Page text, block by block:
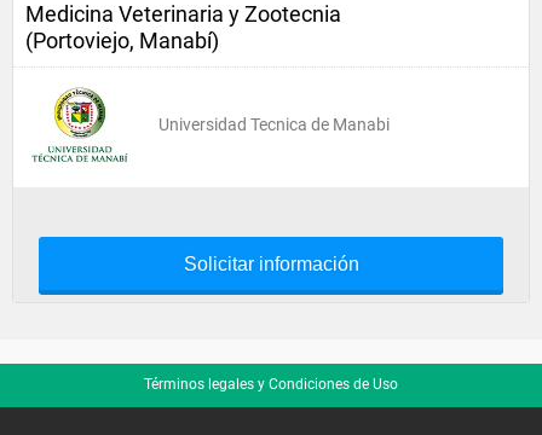
Medicina Veterinaria y Zootecnia
(Portoviejo, Manabí)
Universidad Tecnica de Manabi
Solicitar información
Términos legales y Condiciones de Uso